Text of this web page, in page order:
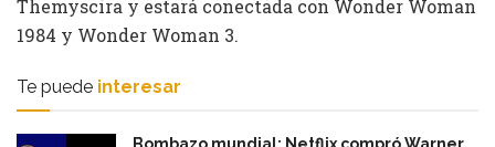
Themyscira y estará conectada con Wonder Woman
1984 y Wonder Woman 3.
Te puede interesar